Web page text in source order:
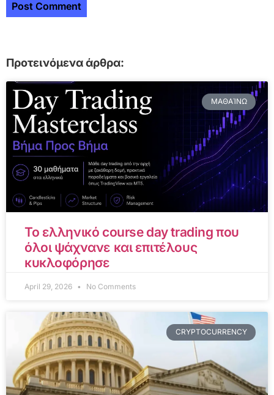
Προτεινόμενα άρθρα:
ΜΑΘΑΊΝΩ
Το ελληνικό course day trading που
όλοι ψάχνανε και επιτέλους
κυκλοφόρησε
April 29, 2026 No Comments
CRYPTOCURRENCY